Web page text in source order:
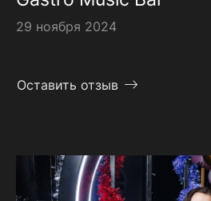
29 ноября 2024
Оставить отзыв